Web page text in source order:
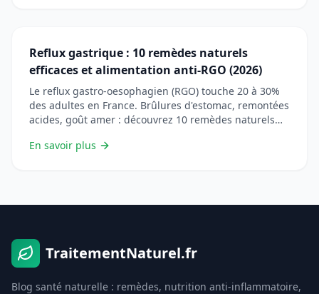
Reflux gastrique : 10 remèdes naturels
efficaces et alimentation anti-RGO (2026)
Le reflux gastro-oesophagien (RGO) touche 20 à 30%
des adultes en France. Brûlures d'estomac, remontées
acides, goût amer : découvrez 10 remèdes naturels
bicarbonate...), les aliments à privilégier et à éviter, et
En savoir plus
TraitementNaturel.fr
Blog santé naturelle : remèdes, nutrition anti-inflammatoire,